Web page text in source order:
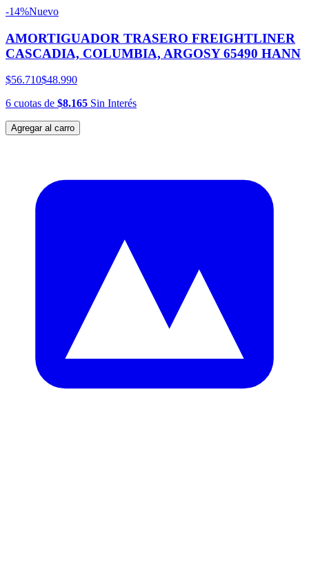
-14%Nuevo
AMORTIGUADOR TRASERO FREIGHTLINER
CASCADIA, COLUMBIA, ARGOSY 65490 HANN
$56.710$48.990
6 cuotas de $8.165 Sin Interés
Agregar al carro